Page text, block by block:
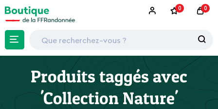
0 0
Produits taggés avec
'Collection Nature'